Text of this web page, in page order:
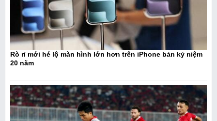
Rò rỉ mới hé lộ màn hình lớn hơn trên iPhone bản kỷ niệm
20 năm